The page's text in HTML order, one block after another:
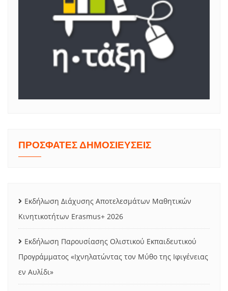
ΠΡΟΣΦΑΤΕΣ ΔΗΜΟΣΙΕΥΣΕΙΣ
Εκδήλωση Διάχυσης Αποτελεσμάτων Μαθητικών
Κινητικοτήτων Erasmus+ 2026
Εκδήλωση Παρουσίασης Ολιστικού Εκπαιδευτικού
Προγράμματος «Ιχνηλατώντας τον Μύθο της Ιφιγένειας
εν Αυλίδι»